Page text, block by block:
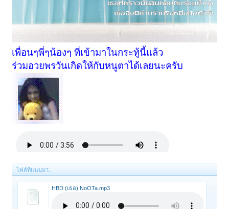
เพื่อนๆพี่ๆน้องๆ ที่เข้ามาในกระทู้นี้แล้ว
ร่วมอวยพรวันเกิดให้กับหนูตาได้เลยนะครับ
ไฟล์ที่แนบมา:
HBD (เธอ) NoOTa.mp3